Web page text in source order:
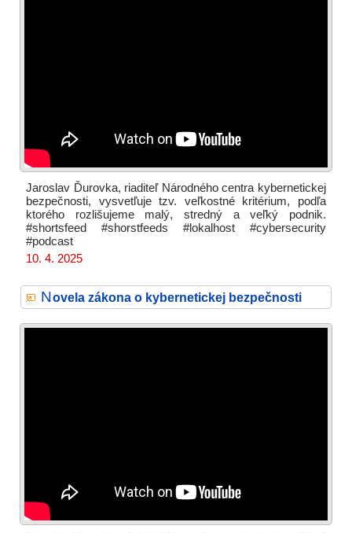
Jaroslav Ďurovka, riaditeľ Národného centra kybernetickej
bezpečnosti, vysvetľuje tzv. veľkostné kritérium, podľa
ktorého rozlišujeme malý, stredný a veľký podnik.
#shortsfeed #shorstfeeds #lokalhost #cybersecurity
#podcast
10. 4. 2025
Novela zákona o kybernetickej bezpečnosti